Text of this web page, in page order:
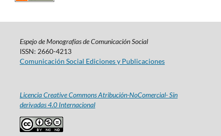
Espejo de Monografías de Comunicación Social
ISSN: 2660-4213
Comunicación Social Ediciones y Publicaciones
Licencia Creative Commons Atribución-NoComercial- Sin
derivadas 4.0 Internacional